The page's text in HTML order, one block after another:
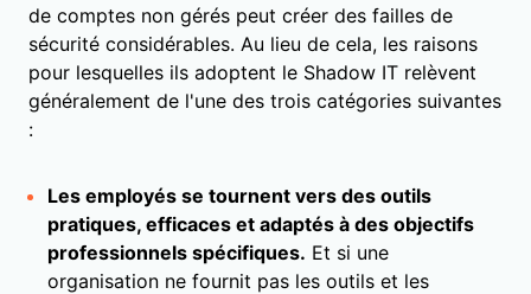
de comptes non gérés peut créer des failles de
sécurité considérables. Au lieu de cela, les raisons
pour lesquelles ils adoptent le Shadow IT relèvent
généralement de l'une des trois catégories suivantes
:
Les employés se tournent vers des outils
pratiques, efficaces et adaptés à des objectifs
professionnels spécifiques. Et si une
organisation ne fournit pas les outils et les